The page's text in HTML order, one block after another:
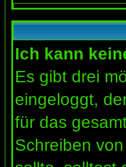
Ich kann
Es gibt drei
eingeloggt,
für das
Schreiben